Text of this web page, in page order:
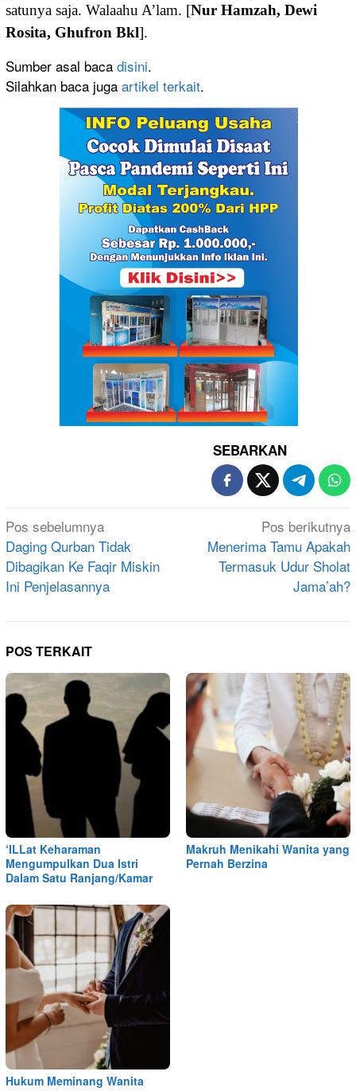
satunya saja. Walaahu A’lam. [Nur Hamzah, Dewi
Rosita, Ghufron Bkl].
Sumber asal baca disini.
Silahkan baca juga artikel terkait.
SEBARKAN
Navigasi
pos
Pos sebelumnya
Daging Qurban Tidak
Dibagikan Ke Faqir Miskin
Ini Penjelasannya
Pos berikutnya
Menerima Tamu Apakah
Termasuk Udur Sholat
Jama’ah?
POS TERKAIT
‘ILLat Keharaman
Mengumpulkan Dua Istri
Dalam Satu Ranjang/Kamar
Makruh Menikahi Wanita yang
Pernah Berzina
Hukum Meminang Wanita